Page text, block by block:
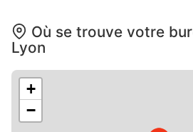
Où se trouve votre
Lyon
+
−